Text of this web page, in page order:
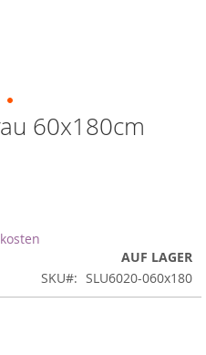
60x180cm
AUF LAGER
SKU
SLU6020-060x180